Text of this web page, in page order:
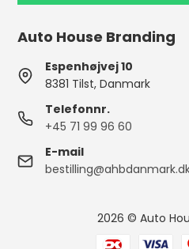
Auto House Branding
Espenhøjvej 10
8381 Tilst, Danmark
Telefonnr.
+45 71 99 96 60
E-mail
2026 © Auto